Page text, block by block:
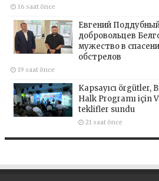
16 saat önce
Евгений
добровольцев
мужество в
обстрелов
19 saat önce
Kapsayıcı örgütler,
Halk Programı için
teklifler sundu
21 saat önce